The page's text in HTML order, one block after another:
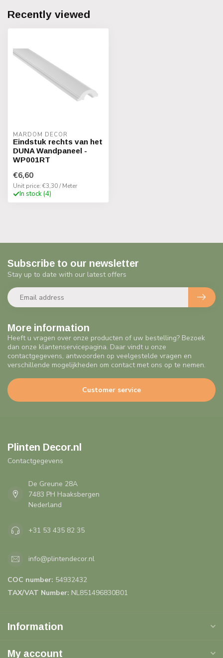
Recently viewed
MARDOM DECOR
Eindstuk rechts van het
DUNA Wandpaneel -
WP001RT
€6,60
Unit price: €3,30 / Meter
In stock (4)
More information
Heeft u vragen over onze producten of uw bestelling? Bezoek
dan onze klantenservicepagina. Daar vindt u onze
contactgegevens, antwoorden op veelgestelde vragen en
verschillende mogelijkheden om contact met ons op te nemen.
Customer service
Subscribe to our newsletter
Stay up to date with our latest offers
Plinten Decor.nl
Contactgegevens
De Greune 28A
7483 PH Haaksbergen
Nederland
+31 53 435 82 35
info@plintendecor.nl
COC number: 54932432
TAX/VAT Number: NL851496830B01
Information
My account